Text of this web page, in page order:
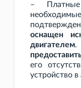
–
оснащен
двигателем.
его
устройство в